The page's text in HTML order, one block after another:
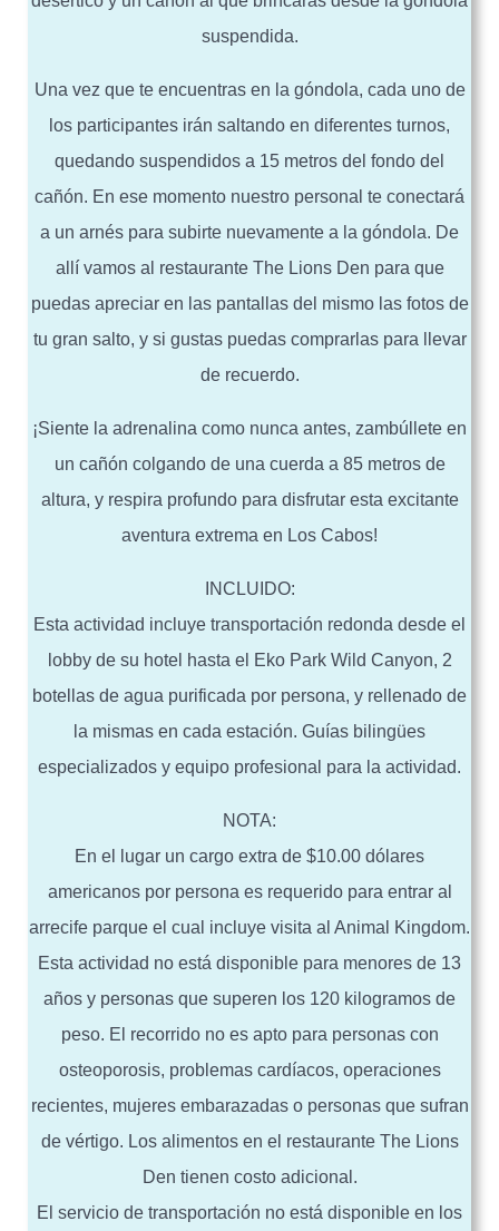
suspendida.
Una vez que te encuentras en la góndola, cada uno de
los participantes irán saltando en diferentes turnos,
quedando suspendidos a 15 metros del fondo del
cañón. En ese momento nuestro personal te conectará
a un arnés para subirte nuevamente a la góndola. De
allí vamos al restaurante The Lions Den para que
puedas apreciar en las pantallas del mismo las fotos de
tu gran salto, y si gustas puedas comprarlas para llevar
de recuerdo.
¡Siente la adrenalina como nunca antes, zambúllete en
un cañón colgando de una cuerda a 85 metros de
altura, y respira profundo para disfrutar esta excitante
aventura extrema en Los Cabos!
INCLUIDO:
Esta actividad incluye transportación redonda desde el
lobby de su hotel hasta el Eko Park Wild Canyon, 2
botellas de agua purificada por persona, y rellenado de
la mismas en cada estación. Guías bilingües
especializados y equipo profesional para la actividad.
NOTA:
En el lugar un cargo extra de $10.00 dólares
americanos por persona es requerido para entrar al
arrecife parque el cual incluye visita al Animal Kingdom.
Esta actividad no está disponible para menores de 13
años y personas que superen los 120 kilogramos de
peso. El recorrido no es apto para personas con
osteoporosis, problemas cardíacos, operaciones
recientes, mujeres embarazadas o personas que sufran
de vértigo. Los alimentos en el restaurante The Lions
Den tienen costo adicional.
El servicio de transportación no está disponible en los